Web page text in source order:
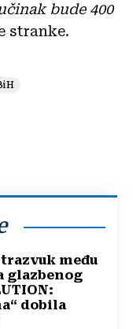
bude 400
stranke.
među
glazbenog
dobila